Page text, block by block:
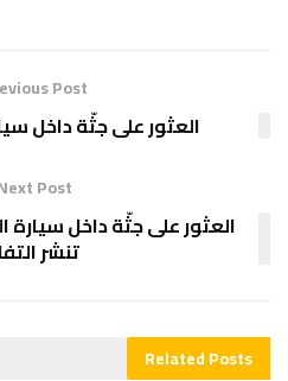
Post
العثور على جثّة داخل
Post
العثور على جثّة داخل سيارة
تنشر
RelatedPosts